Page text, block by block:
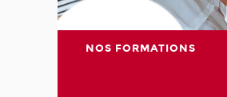
NOS FORMATIONS